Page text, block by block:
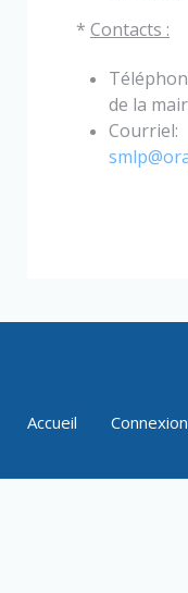
* Contacts :
de la
Accueil Connexion